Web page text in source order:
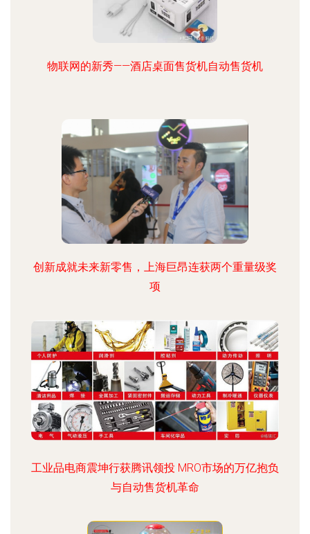
物联网的新秀——酒店桌面售货机自动售货机
创新成就未来新零售，上海巨昂连获两个重量级奖
项
工业品电商震坤行获腾讯领投 MRO市场的万亿抱负
与自动售货机革命